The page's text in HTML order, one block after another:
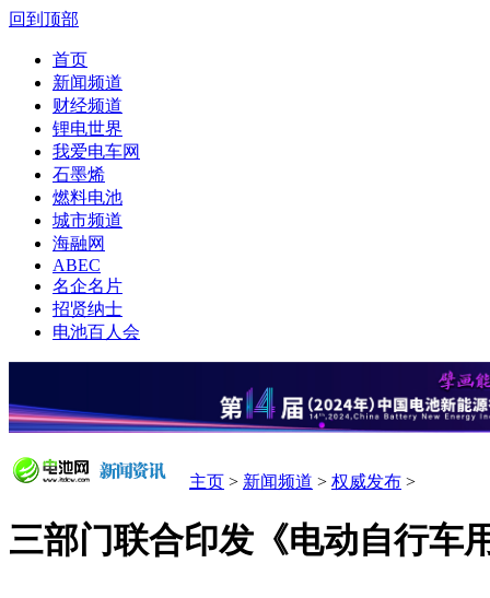
回到顶部
首页
新闻频道
财经频道
锂电世界
我爱电车网
石墨烯
燃料电池
城市频道
海融网
ABEC
名企名片
招贤纳士
电池百人会
主页 > 新闻频道 > 权威发布 >
三部门联合印发《电动自行车